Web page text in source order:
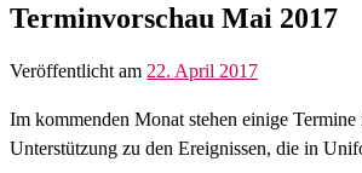
Terminvorschau Mai 2017
Veröffentlicht am 22. April 2017
Im kommenden Monat stehen einige
Unterstützung zu den Ereignissen, die in